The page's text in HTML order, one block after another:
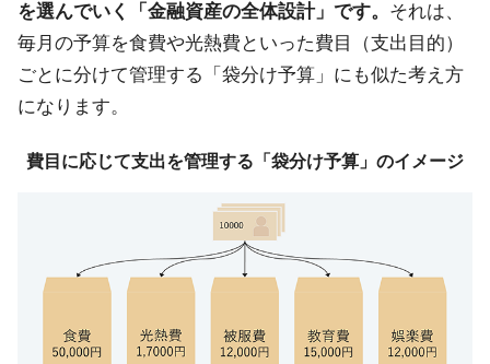
を選んでいく「金融資産の全体設計」です。 それは、
毎月の予算を食費や光熱費といった費目（支出目的）
ごとに分けて管理する「袋分け予算」にも似た考え方
になります。
費目に応じて支出を管理する「袋分け予算」のイメージ